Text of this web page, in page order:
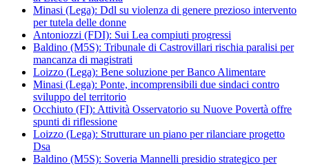
Minasi (Lega): Ddl su violenza di genere prezioso intervento
per tutela delle donne
Antoniozzi (FDI): Sui Lea compiuti progressi
Baldino (M5S): Tribunale di Castrovillari rischia paralisi per
mancanza di magistrati
Loizzo (Lega): Bene soluzione per Banco Alimentare
Minasi (Lega): Ponte, incomprensibili due sindaci contro
sviluppo del territorio
Occhiuto (FI): Attività Osservatorio su Nuove Povertà offre
spunti di riflessione
Loizzo (Lega): Strutturare un piano per rilanciare progetto
Dsa
Baldino (M5S): Soveria Mannelli presidio strategico per